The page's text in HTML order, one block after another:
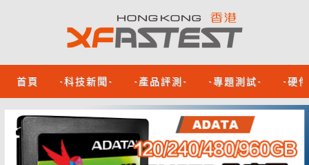
首頁 -科技新聞- -產品評測- -專題測試- -硬